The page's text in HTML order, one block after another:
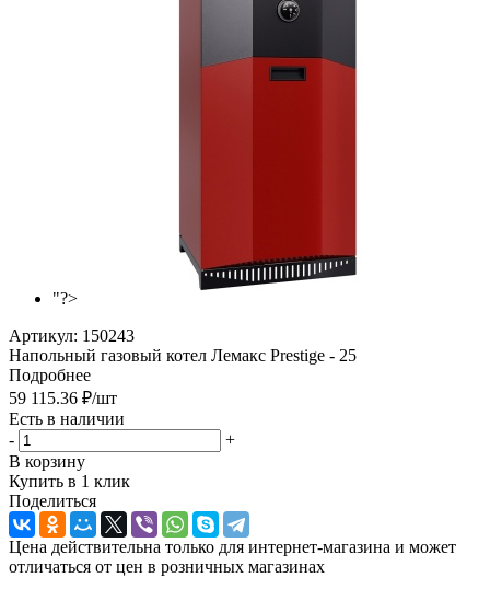
"?>
Артикул: 150243
Напольный газовый котел Лемакс Prestige - 25
Подробнее
59 115.36 ₽/шт
Есть в наличии
-
+
В корзину
Купить в 1 клик
Поделиться
Цена действительна только для интернет-магазина и может
отличаться от цен в розничных магазинах